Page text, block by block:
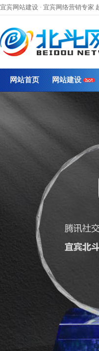
宜宾网站建设 · 宜宾网络营销专家
网站首页 网站建设